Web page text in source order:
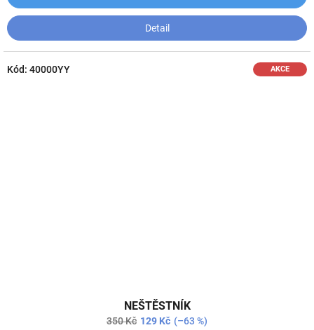
Detail
AKCE
NEŠTĚSTNÍK
350 Kč 129 Kč (–63 %)
Kód: 40000YY